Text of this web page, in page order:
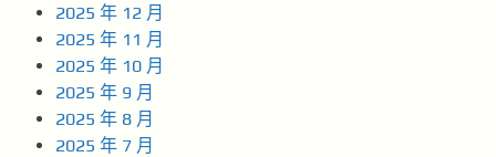
2025 年 12 月
2025 年 11 月
2025 年 10 月
2025 年 9 月
2025 年 8 月
2025 年 7 月